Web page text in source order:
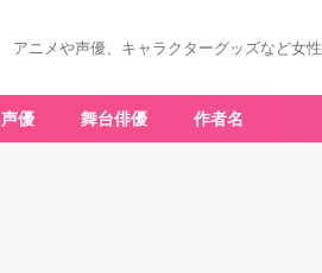
アニメや声優、キャラクターグッズなど女
声優 舞台俳優 作者名